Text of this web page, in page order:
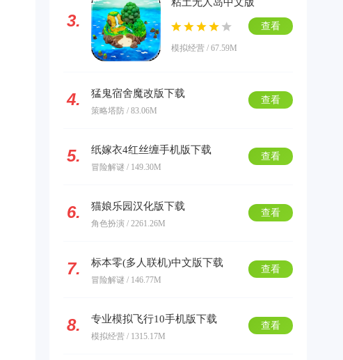
3.
模拟经营 / 67.59M
查看
4. 猛鬼宿舍魔改版下载
策略塔防 / 83.06M
查看
5. 纸嫁衣4红丝缠手机版下载
冒险解谜 / 149.30M
查看
6. 猫娘乐园汉化版下载
角色扮演 / 2261.26M
查看
7. 标本零(多人联机)中文版下载
冒险解谜 / 146.77M
查看
8. 专业模拟飞行10手机版下载
模拟经营 / 1315.17M
查看